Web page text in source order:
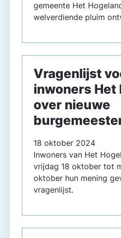
gemeente Het
welverdiende pluim
Vragenlijst
inwoners Het
over nieuwe
18 oktober 2024
Inwoners van Het
vrijdag 18 oktober tot
oktober hun mening
vragenlijst.